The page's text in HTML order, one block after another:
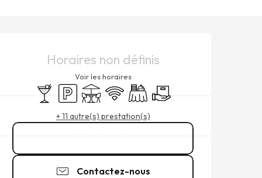
Horaires non définis
Voir les horaires
Bar / Buvette
ParkingTerrasse
WiFi BanquetLivraison
+ 11 autre(s) prestation(s)
Contactez-nous